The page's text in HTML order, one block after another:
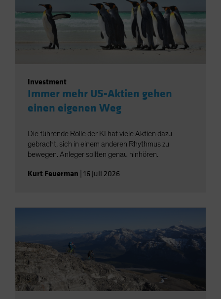
Investment
Immer mehr US-Aktien gehen
einen eigenen Weg
Die führende Rolle der KI hat viele Aktien dazu
gebracht, sich in einem anderen Rhythmus zu
bewegen. Anleger sollten genau hinhören.
Kurt Feuerman 16 Juli 2026